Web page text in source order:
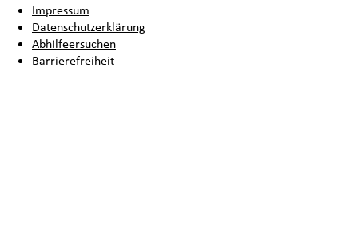
Impressum
Datenschutzerklärung
Abhilfeersuchen
Barrierefreiheit